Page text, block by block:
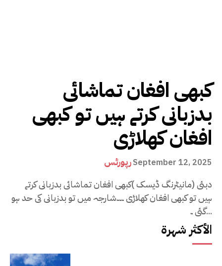
کبھی افغان تماشائی
بدزبانی کرتے ہیں تو کبھی
افغان کھلاڑی
رپورٹسSeptember 12, 2025
دبئی (مانیٹرنگ ڈیسک )کبھی افغان تماشائی بدزبانی کرتے
ہیں تو کبھی افغان کھلاڑی ۔۔۔شارجہ میں تو بدزبانی کی حد ہو
گئی ۔...
الأكثر شهرة